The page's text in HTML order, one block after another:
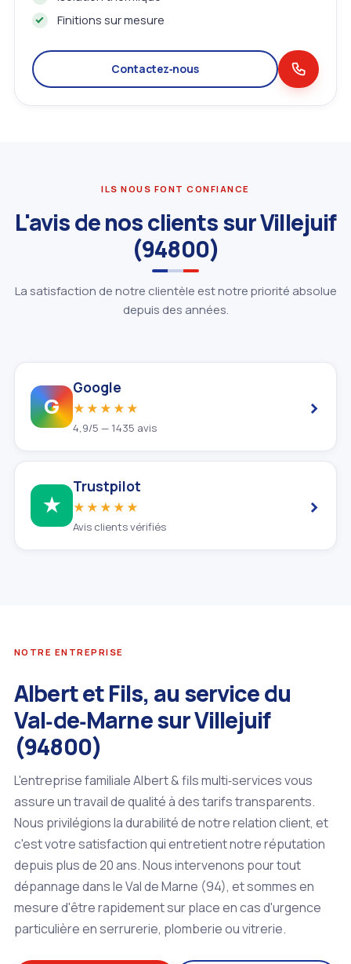
Finitions sur mesure
Contactez‑nous
ILS NOUS FONT CONFIANCE
L'avis de nos clients sur Villejuif
(94800)
La satisfaction de notre clientèle est notre priorité absolue
depuis des années.
G
Google
★★★★★
4,9/5 — 1435 avis
›
★
Trustpilot
★★★★★
Avis clients vérifiés
›
NOTRE ENTREPRISE
Albert et Fils, au service du
Val‑de‑Marne sur Villejuif
(94800)
L'entreprise familiale Albert & fils multi‑services vous
assure un travail de qualité à des tarifs transparents.
Nous privilégions la durabilité de notre relation client, et
c'est votre satisfaction qui entretient notre réputation
depuis plus de 20 ans. Nous intervenons pour tout
dépannage dans le Val de Marne (94), et sommes en
mesure d'être rapidement sur place en cas d'urgence
particulière en serrurerie, plomberie ou vitrerie.